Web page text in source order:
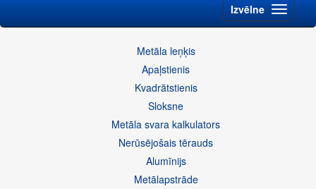
Izvēlne
Metāla leņķis
Apaļstienis
Kvadrātstienis
Sloksne
Metāla svara kalkulators
Nerūsējošais tērauds
Alumīnijs
Metālapstrāde